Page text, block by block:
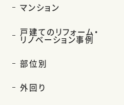
マンション
戸建てのリフォーム・
リノベーション事例
部位別
外回り